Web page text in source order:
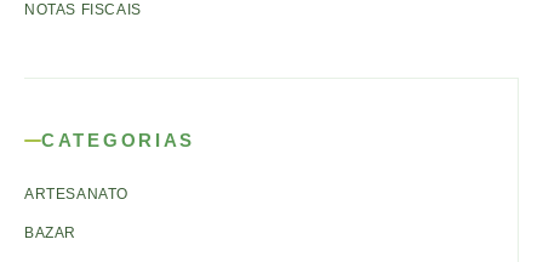
NOTAS FISCAIS
CATEGORIAS
ARTESANATO
BAZAR